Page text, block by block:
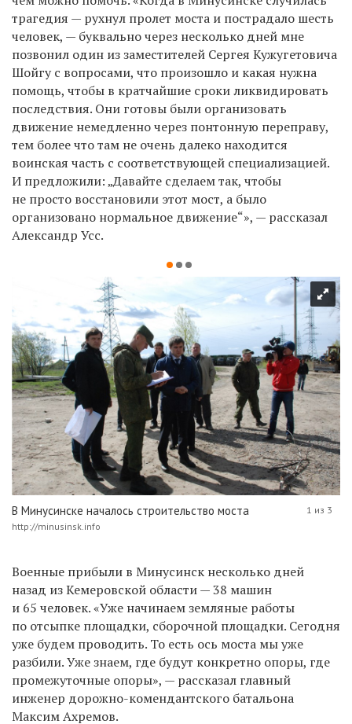
трагедия — рухнул пролет моста и пострадало шесть
человек, — буквально через несколько дней мне
позвонил один из заместителей Сергея Кужугетовича
Шойгу с вопросами, что произошло и какая нужна
помощь, чтобы в кратчайшие сроки ликвидировать
последствия. Они готовы были организовать
движение немедленно через понтонную переправу,
тем более что там не очень далеко находится
воинская часть с соответствующей специализацией.
И предложили: „Давайте сделаем так, чтобы
не просто восстановили этот мост, а было
организовано нормальное движение“», — рассказал
Александр Усс.
В Минусинске началось строительство моста
http://minusinsk.info
1 из 3
Военные прибыли в Минусинск несколько дней
назад из Кемеровской области — 38 машин
и 65 человек. «Уже начинаем земляные работы
по отсыпке площадки, сборочной площадки. Сегодня
уже будем проводить. То есть ось моста мы уже
разбили. Уже знаем, где будут конкретно опоры, где
промежуточные опоры», — рассказал главный
инженер дорожно-комендантского батальона
Максим Ахремов.